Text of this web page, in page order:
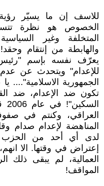
للاسف إن ما يسيّر رؤية
الخصوص هو نظرة
المتخلفة وغير
والهابطة من إنتقام
يعرّف نفسه بإسم "رئيس
للإعدام" ويتحدث عن عدم
الجمهورية
تكون ضد الإعدام، ضد
العراقي، وكنتم في
المناهضة لإعدام صدام
لدى أي أحد من الحزب
إعتراض في وقتها. الا
العمالية، لم يبقى ذلك
المواقف!